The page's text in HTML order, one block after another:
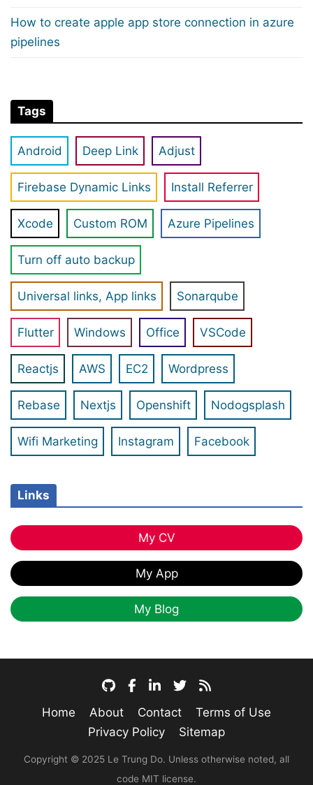
How to create apple app store connection in azure
pipelines
Tags
Android Deep Link Adjust
Firebase Dynamic Links Install Referrer
Xcode Custom ROM Azure Pipelines
Turn off auto backup
Universal links, App links Sonarqube
Flutter Windows Office VSCode
Reactjs AWS EC2 Wordpress
Rebase Nextjs Openshift Nodogsplash
Wifi Marketing Instagram Facebook
Links
My CV
My App
My Blog
Home About Contact
Terms of Use
Privacy Policy
Sitemap
Copyright © 2025 Le Trung Do. Unless otherwise noted, all
code MIT license.